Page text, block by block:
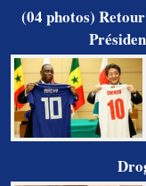
(04 photos)